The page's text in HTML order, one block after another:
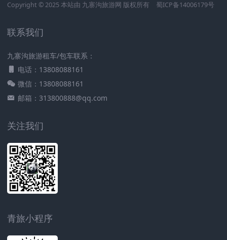
Copyright © 2025 本站由 九寨沟旅游网 版权所有 蜀ICP备14006179号
联系我们
九寨沟旅游租车/包车联系：
电话：13808088161
微信：13808088161
邮箱：313800888@qq.com
关注我们
青旅小程序